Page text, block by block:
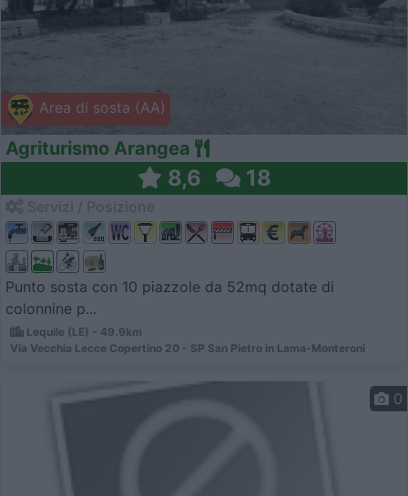
Area di sosta (AA)
Agriturismo Arangea
8,6 18
Punto sosta con 10 piazzole da 52mq dotate di
colonnine p...
Lequile (LE) - 49.9km
Via Vecchia Lecce Copertino 20 - SP San Pietro in Lama-Monteroni
0